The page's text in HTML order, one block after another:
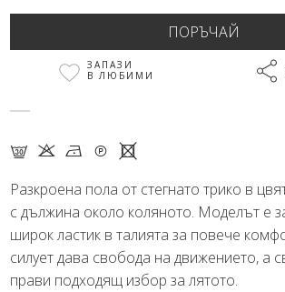
ЗАПАЗИ
В ЛЮБИМИ
G K N Q X
Разкроена пола от стегнато трико в
с дължина около коляното. Моделът е
широк ластик в талията за повече
силует дава свобода на движението, а
прави подходящ избор за лятото.